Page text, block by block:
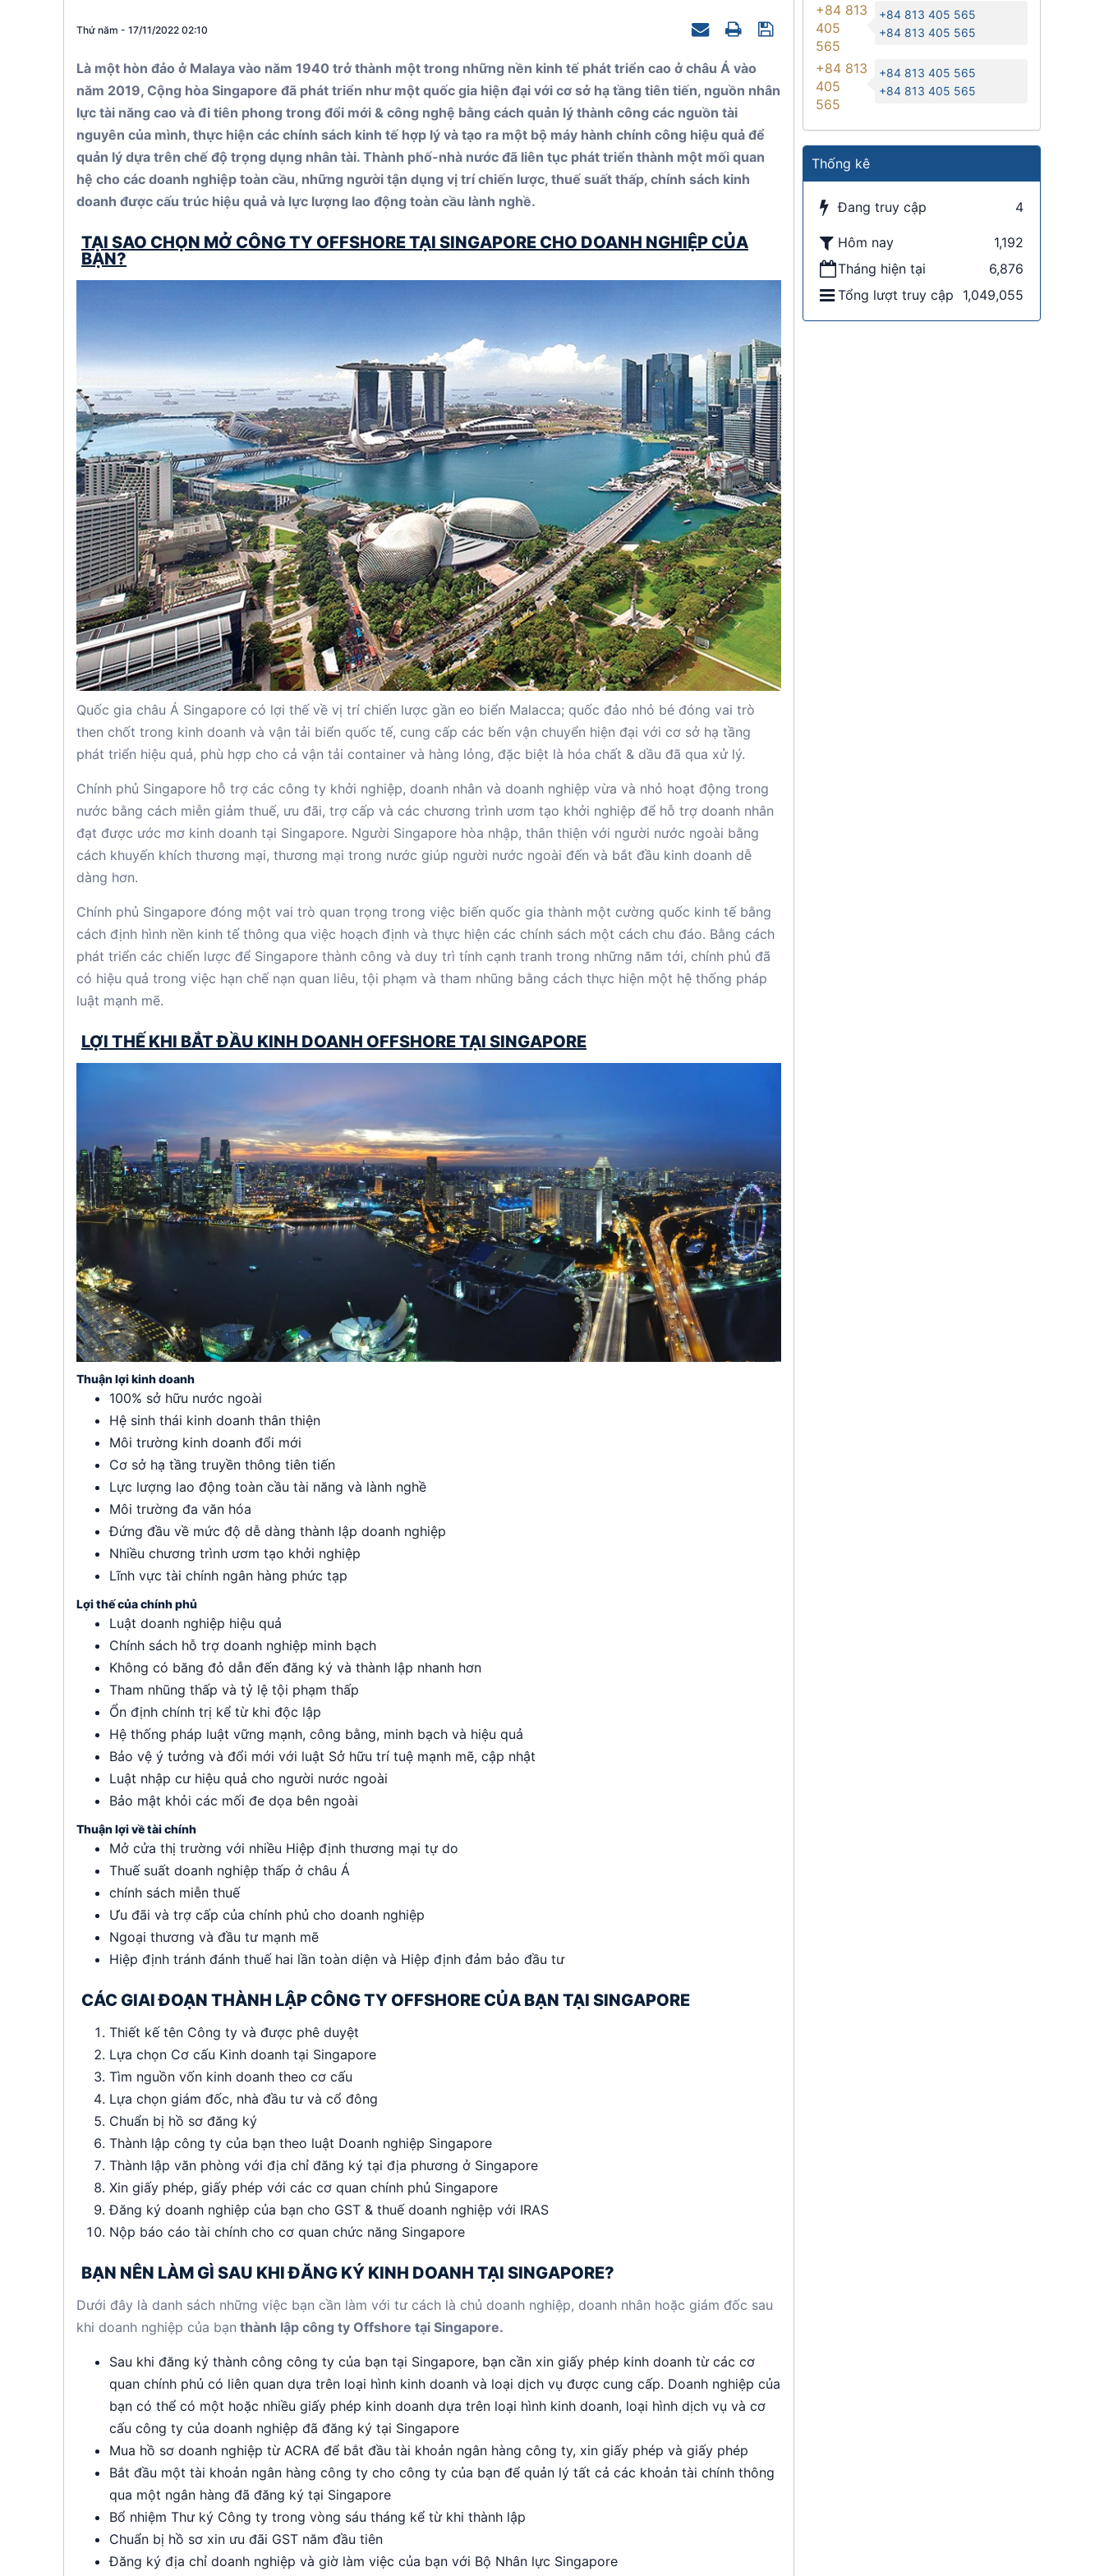
Thứ năm - 17/11/2022 02:10
Là một hòn đảo ở Malaya vào năm 1940 trở thành một trong những nền kinh tế phát triển cao ở châu Á vào
năm 2019, Cộng hòa Singapore đã phát triển như một quốc gia hiện đại với cơ sở hạ tầng tiên tiến, nguồn nhân
lực tài năng cao và đi tiên phong trong đổi mới & công nghệ bằng cách quản lý thành công các nguồn tài
nguyên của mình, thực hiện các chính sách kinh tế hợp lý và tạo ra một bộ máy hành chính công hiệu quả để
quản lý dựa trên chế độ trọng dụng nhân tài. Thành phố-nhà nước đã liên tục phát triển thành một mối quan
hệ cho các doanh nghiệp toàn cầu, những người tận dụng vị trí chiến lược, thuế suất thấp, chính sách kinh
doanh được cấu trúc hiệu quả và lực lượng lao động toàn cầu lành nghề.
TẠI SAO CHỌN MỞ CÔNG TY OFFSHORE TẠI SINGAPORE CHO DOANH NGHIỆP CỦA
BẠN?
Quốc gia châu Á Singapore có lợi thế về vị trí chiến lược gần eo biển Malacca; quốc đảo nhỏ bé đóng vai trò
then chốt trong kinh doanh và vận tải biển quốc tế, cung cấp các bến vận chuyển hiện đại với cơ sở hạ tầng
phát triển hiệu quả, phù hợp cho cả vận tải container và hàng lỏng, đặc biệt là hóa chất & dầu đã qua xử lý.
Chính phủ Singapore hỗ trợ các công ty khởi nghiệp, doanh nhân và doanh nghiệp vừa và nhỏ hoạt động trong
nước bằng cách miễn giảm thuế, ưu đãi, trợ cấp và các chương trình ươm tạo khởi nghiệp để hỗ trợ doanh nhân
đạt được ước mơ kinh doanh tại Singapore. Người Singapore hòa nhập, thân thiện với người nước ngoài bằng
cách khuyến khích thương mại, thương mại trong nước giúp người nước ngoài đến và bắt đầu kinh doanh dễ
dàng hơn.
Chính phủ Singapore đóng một vai trò quan trọng trong việc biến quốc gia thành một cường quốc kinh tế bằng
cách định hình nền kinh tế thông qua việc hoạch định và thực hiện các chính sách một cách chu đáo. Bằng cách
phát triển các chiến lược để Singapore thành công và duy trì tính cạnh tranh trong những năm tới, chính phủ đã
có hiệu quả trong việc hạn chế nạn quan liêu, tội phạm và tham nhũng bằng cách thực hiện một hệ thống pháp
luật mạnh mẽ.
LỢI THẾ KHI BẮT ĐẦU KINH DOANH OFFSHORE TẠI SINGAPORE
Thuận lợi kinh doanh
100% sở hữu nước ngoài
Hệ sinh thái kinh doanh thân thiện
Môi trường kinh doanh đổi mới
Cơ sở hạ tầng truyền thông tiên tiến
Lực lượng lao động toàn cầu tài năng và lành nghề
Môi trường đa văn hóa
Đứng đầu về mức độ dễ dàng thành lập doanh nghiệp
Nhiều chương trình ươm tạo khởi nghiệp
Lĩnh vực tài chính ngân hàng phức tạp
Lợi thế của chính phủ
Luật doanh nghiệp hiệu quả
Chính sách hỗ trợ doanh nghiệp minh bạch
Không có băng đỏ dẫn đến đăng ký và thành lập nhanh hơn
Tham nhũng thấp và tỷ lệ tội phạm thấp
Ổn định chính trị kể từ khi độc lập
Hệ thống pháp luật vững mạnh, công bằng, minh bạch và hiệu quả
Bảo vệ ý tưởng và đổi mới với luật Sở hữu trí tuệ mạnh mẽ, cập nhật
Luật nhập cư hiệu quả cho người nước ngoài
Bảo mật khỏi các mối đe dọa bên ngoài
Thuận lợi về tài chính
Mở cửa thị trường với nhiều Hiệp định thương mại tự do
Thuế suất doanh nghiệp thấp ở châu Á
chính sách miễn thuế
Ưu đãi và trợ cấp của chính phủ cho doanh nghiệp
Ngoại thương và đầu tư mạnh mẽ
Hiệp định tránh đánh thuế hai lần toàn diện và Hiệp định đảm bảo đầu tư
CÁC GIAI ĐOẠN THÀNH LẬP CÔNG TY OFFSHORE CỦA BẠN TẠI SINGAPORE
Thiết kế tên Công ty và được phê duyệt
Lựa chọn Cơ cấu Kinh doanh tại Singapore
Tìm nguồn vốn kinh doanh theo cơ cấu
Lựa chọn giám đốc, nhà đầu tư và cổ đông
Chuẩn bị hồ sơ đăng ký
Thành lập công ty của bạn theo luật Doanh nghiệp Singapore
Thành lập văn phòng với địa chỉ đăng ký tại địa phương ở Singapore
Xin giấy phép, giấy phép với các cơ quan chính phủ Singapore
Đăng ký doanh nghiệp của bạn cho GST & thuế doanh nghiệp với IRAS
Nộp báo cáo tài chính cho cơ quan chức năng Singapore
BẠN NÊN LÀM GÌ SAU KHI ĐĂNG KÝ KINH DOANH TẠI SINGAPORE?
Dưới đây là danh sách những việc bạn cần làm với tư cách là chủ doanh nghiệp, doanh nhân hoặc giám đốc sau
khi doanh nghiệp của bạn thành lập công ty Offshore tại Singapore.
Sau khi đăng ký thành công công ty của bạn tại Singapore, bạn cần xin giấy phép kinh doanh từ các cơ
quan chính phủ có liên quan dựa trên loại hình kinh doanh và loại dịch vụ được cung cấp. Doanh nghiệp của
bạn có thể có một hoặc nhiều giấy phép kinh doanh dựa trên loại hình kinh doanh, loại hình dịch vụ và cơ
cấu công ty của doanh nghiệp đã đăng ký tại Singapore
Mua hồ sơ doanh nghiệp từ ACRA để bắt đầu tài khoản ngân hàng công ty, xin giấy phép và giấy phép
Bắt đầu một tài khoản ngân hàng công ty cho công ty của bạn để quản lý tất cả các khoản tài chính thông
qua một ngân hàng đã đăng ký tại Singapore
Bổ nhiệm Thư ký Công ty trong vòng sáu tháng kể từ khi thành lập
Chuẩn bị hồ sơ xin ưu đãi GST năm đầu tiên
Đăng ký địa chỉ doanh nghiệp và giờ làm việc của bạn với Bộ Nhân lực Singapore
+84 813
405
565
+84 813 405 565
+84 813 405 565
+84 813
405
565
+84 813 405 565
+84 813 405 565
Thống kê
Đang truy cập 4
Hôm nay
1,192
Tháng hiện tại
6,876
Tổng lượt truy cập
1,049,055